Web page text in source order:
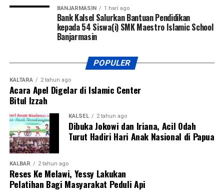
BANJARMASIN 1 hari ago
Bank Kalsel Salurkan Bantuan Pendidikan
kepada 54 Siswa(i) SMK Maestro Islamic School
Banjarmasin
POPULER
KALTARA 2 tahun ago
Acara Apel Digelar di Islamic Center
Bitul Izzah
KALSEL 2 tahun ago
Dibuka Jokowi dan Iriana, Acil Odah
Turut Hadiri Hari Anak Nasional di Papua
KALBAR 2 tahun ago
Reses Ke Melawi, Yessy Lakukan
Pelatihan Bagi Masyarakat Peduli Api